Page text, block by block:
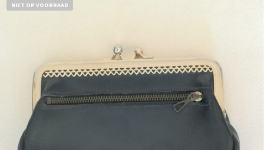
NIET OP VOORRAAD